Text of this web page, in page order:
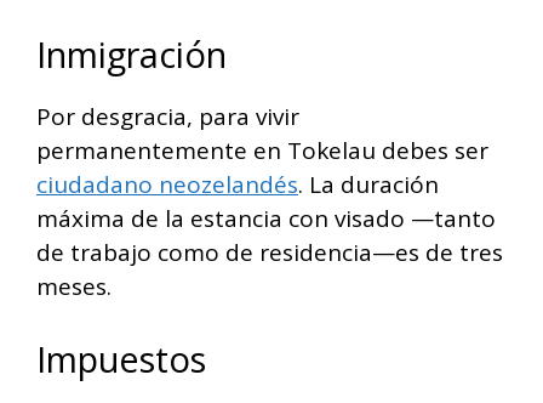
Inmigración
Por desgracia, para vivir
permanentemente en Tokelau debes ser
ciudadano neozelandés. La duración
máxima de la estancia con visado —tanto
de trabajo como de residencia—es de tres
meses.
Impuestos